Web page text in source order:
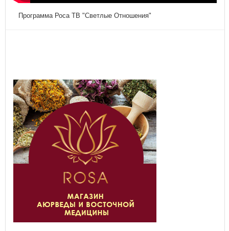
Программа Роса ТВ "Светлые Отношения"